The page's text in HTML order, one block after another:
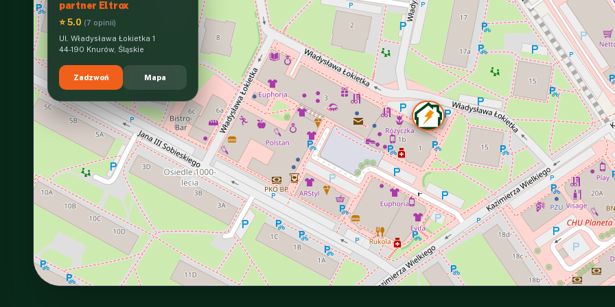
partner Eltrox
⭐ 5.0 (7 opinii)
Ul. Władysława Łokietka 1
44-190 Knurów, Śląskie
Zadzwoń Mapa